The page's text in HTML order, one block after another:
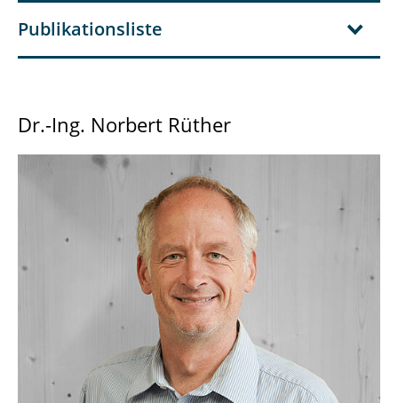
Publikationsliste
Dr.-Ing. Norbert Rüther